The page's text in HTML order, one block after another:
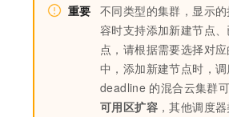
重要 不同类型的集群，显示
容时支持添加新建节点
点，请根据需要选择对
中，添加新建节点时，
deadline 的混合云集群
可用区扩容 ，其他调度